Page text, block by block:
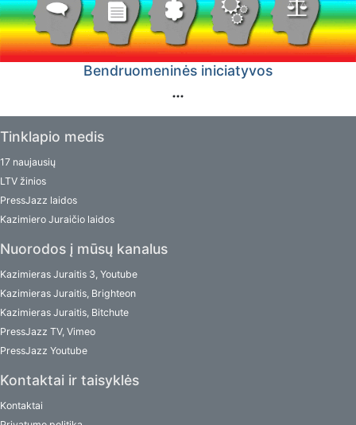
Bendruomeninės iniciatyvos
Tinklapio medis
17 naujausių
LTV žinios
PressJazz laidos
Kazimiero Juraičio laidos
Nuorodos į mūsų kanalus
Kazimieras Juraitis 3, Youtube
Kazimieras Juraitis, Brighteon
Kazimieras Juraitis, Bitchute
PressJazz TV, Vimeo
PressJazz Youtube
Kontaktai ir taisyklės
Kontaktai